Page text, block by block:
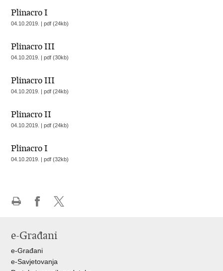
Plinacro I
04.10.2019. | pdf (24kb)
Plinacro III
04.10.2019. | pdf (30kb)
Plinacro III
04.10.2019. | pdf (24kb)
Plinacro II
04.10.2019. | pdf (24kb)
Plinacro I
04.10.2019. | pdf (32kb)
Facebooku
X-
e-Građani
e-Građani
e-Savjetovanja